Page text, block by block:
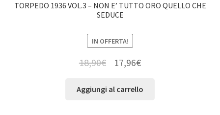
TORPEDO 1936 VOL.3 – NON E’ TUTTO ORO QUELLO CHE
SEDUCE
IN OFFERTA!
18,90€ 17,96€
Aggiungi al carrello